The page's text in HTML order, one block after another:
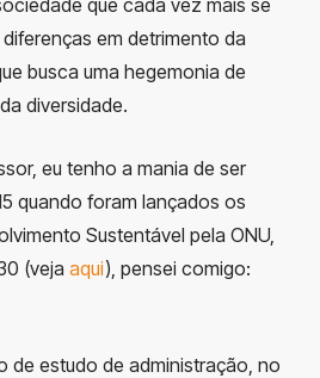
em detrimento da
busca uma hegemonia de
diversidade.
eu tenho a mania de ser
quando foram lançados os
Sustentável pela ONU,
(veja aqui), pensei comigo:
de estudo de administração, no